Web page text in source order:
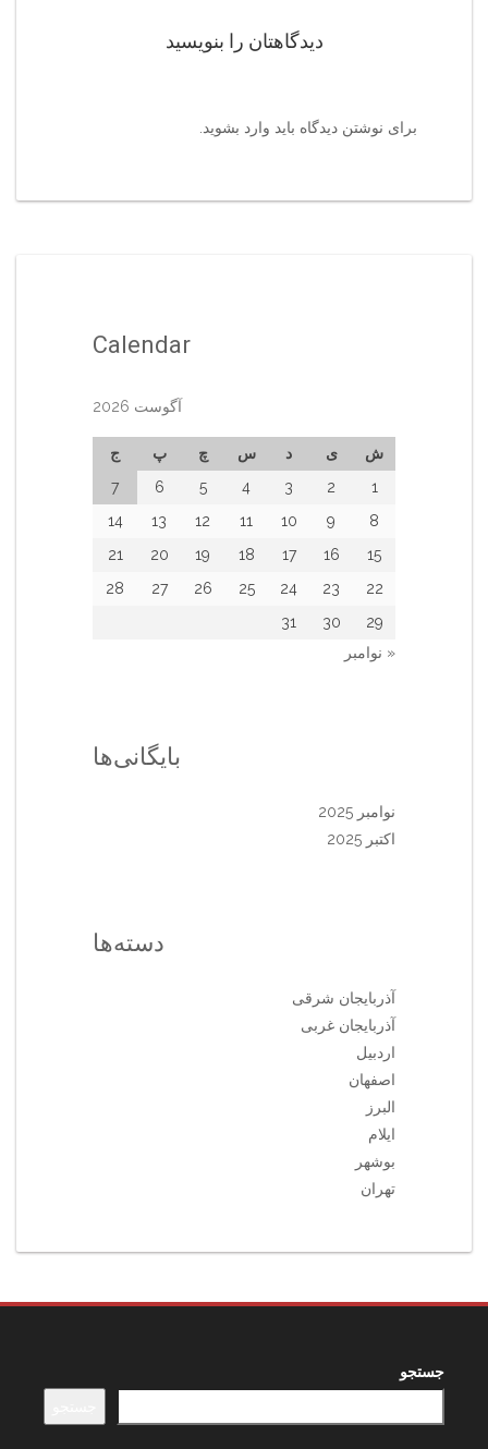
دیدگاهتان را بنویسید
برای نوشتن دیدگاه باید وارد بشوید
Calendar
آگوست 2026
ش ی د س چ پ
ج
1
2
3
4
5
6
7
8
9
10
11
12
13
14
15
16
17
18
19
20
21
22
23
24
25
26
27
28
29
30
31
« نوامبر
بایگانی‌ها
نوامبر 2025
اکتبر 2025
دسته‌ها
آذربایجان شرقی
آذربایجان غربی
اردبیل
اصفهان
البرز
ایلام
بوشهر
تهران
جستجو